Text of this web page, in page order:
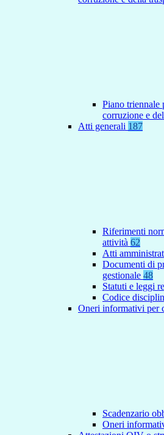
Piano triennale
corruzione e
Atti generali 187
Riferimenti
attività 62
Atti
Documenti di
gestionale 48
Statuti e leggi
Codice
Oneri informativi per
Scadenzario
Oneri